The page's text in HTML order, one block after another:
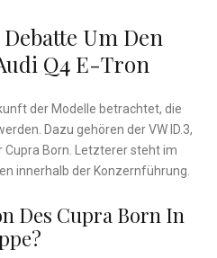
Um Den
Q4 E-Tron
der Modelle betrachtet, die
Dazu gehören der VW ID.3,
Cupra Born. Letzterer steht im
innerhalb der Konzernführung.
Des Cupra Born In